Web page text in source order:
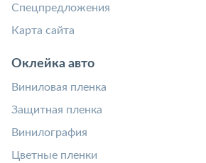
Спецпредложения
Карта сайта
Оклейка авто
Виниловая пленка
Защитная пленка
Винилография
Цветные пленки